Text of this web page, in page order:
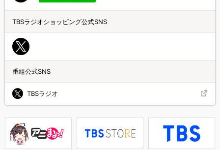
TBSラジオショッピング公式SNS
番組公式SNS
TBSラジオ